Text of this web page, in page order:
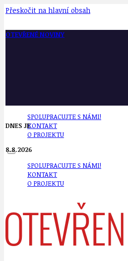
Přeskočit na hlavní obsah
OTEVŘENÉ NOVINY
SPOLUPRACUJTE S NÁMI!
KONTAKT
O PROJEKTU
SPOLUPRACUJTE S NÁMI!
KONTAKT
O PROJEKTU
DNES JE
8.8.2026